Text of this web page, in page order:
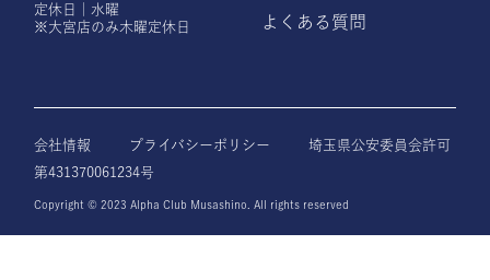
定休日｜水曜
※大宮店のみ木曜定休日
よくある質問
会社情報 プライバシーポリシー
埼玉県公安委員会許可
第431370061234号
Copyright © 2023 Alpha Club Musashino. All rights reserved